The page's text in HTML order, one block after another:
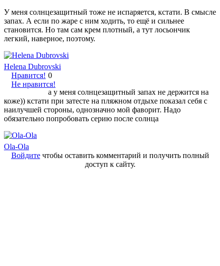
У меня солнцезащитный тоже не испаряется, кстати. В смысле
запах. А если по жаре с ним ходить, то ещё и сильнее
становится. Но там сам крем плотный, а тут лосьончик
легкий, наверное, поэтому.
Helena Dubrovski
Нравится!
Не нравится!
0
а у меня солнцезащитный запах не держится на
коже)) кстати при затесте на пляжном отдыхе показал себя с
наилучшей стороны, однозначно мой фаворит. Надо
обязательно попробовать серию после солнца
Ola-Ola
Войдитечтобы оставить комментарий и получить полный
доступ к сайту.